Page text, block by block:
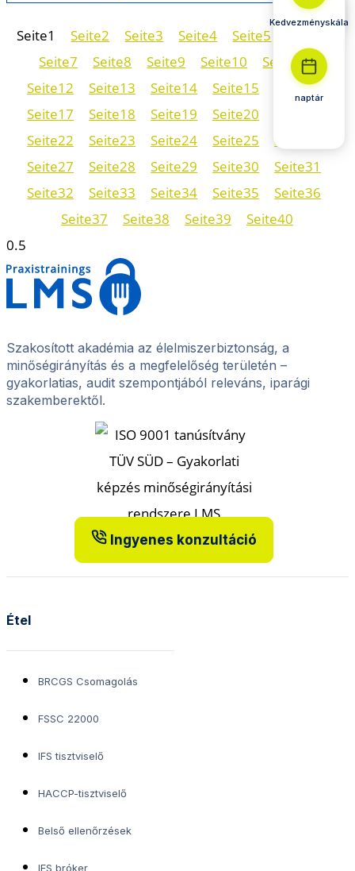
Seite1 Seite2 Seite3 Seite4 Seite5
Seite7 Seite8 Seite9 Seite10 Seite11
Seite12 Seite13 Seite14 Seite15 Seite16
Seite17 Seite18 Seite19 Seite20
Seite22 Seite23 Seite24 Seite25 Seite
Seite27 Seite28 Seite29 Seite30 Seite31
Seite32 Seite33 Seite34 Seite35 Seite36
Seite37 Seite38 Seite39 Seite40
Szakosított akadémia az élelmiszerbiztonság, a
minőségirányítás és a megfelelőség területén –
gyakorlatias, audit szempontjából releváns, iparági
szakemberektől.
Ingyenes konzultáció
Étel
BRCGS Csomagolás
FSSC 22000
IFS tisztviselő
HACCP-tisztviselő
Belső ellenőrzések
IFS bróker
Kedvezményskála
naptár